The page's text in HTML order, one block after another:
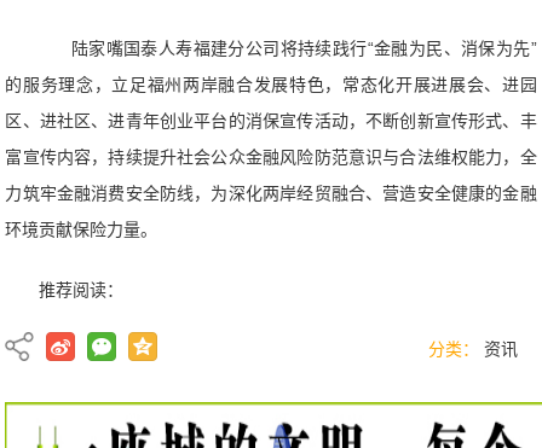
陆家嘴国泰人寿福建分公司将持续践行“金融为民、消保为先”
的服务理念，立足福州两岸融合发展特色，常态化开展进展会、进园
区、进社区、进青年创业平台的消保宣传活动，不断创新宣传形式、丰
富宣传内容，持续提升社会公众金融风险防范意识与合法维权能力，全
力筑牢金融消费安全防线，为深化两岸经贸融合、营造安全健康的金融
环境贡献保险力量。
推荐阅读：
分类： 资讯